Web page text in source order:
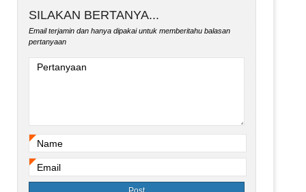
SILAKAN BERTANYA...
Email terjamin dan hanya dipakai untuk memberitahu balasan
pertanyaan
Pertanyaan
Name
Email